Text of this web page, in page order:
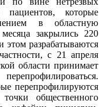
пациентов, которые
в областную
закрылись 220
разрабатываются
с 21 апреля
области принимает
перепрофилируются
общественного